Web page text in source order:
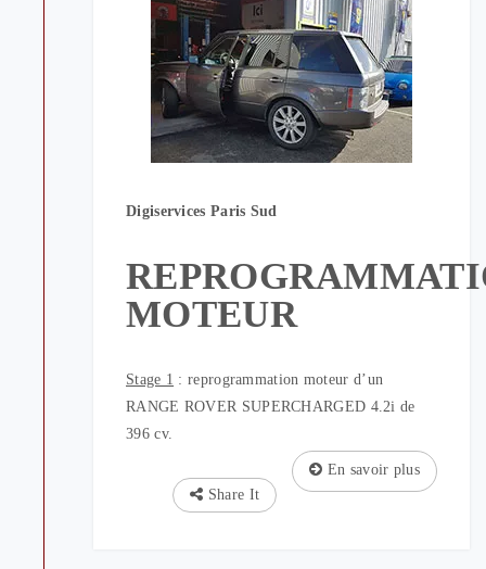
Digiservices Paris Sud
MOTEUR
Stage 1 : reprogrammation moteur d’un
RANGE ROVER SUPERCHARGED 4.2i de
396 cv.
En savoir plus
Share It